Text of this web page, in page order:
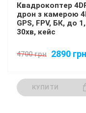
Квадрокоптер
дрон з камерою
GPS, FPV, БК, до
30хв, кейс
4700 грн 2890 грн
КУПИТИ